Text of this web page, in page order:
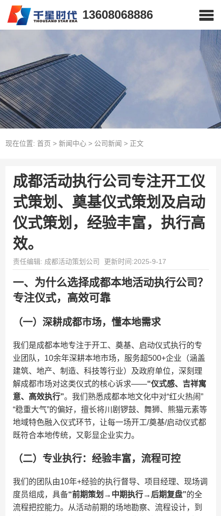
13608068886
现在位置: 首页 > 新闻中心> 公司新闻 > 正文
成都活动执行公司专注开工仪
式策划、奠基仪式策划及启动
仪式策划，经验丰富，执行高
效。
责任编辑: 成都活动策划公司 更新时间:2025-9-17
一、为什么选择成都本地活动执行公司？
专注仪式，高效可靠
（一）深耕成都市场，懂本地需求
我们是成都本地专注于开工、奠基、启动仪式执行的专
业团队，10余年深耕本地市场，服务超500+企业（涵盖
建筑、地产、制造、科技等行业）及政府单位，深刻理
解成都市场对这类仪式的核心诉求——​​“仪式感、吉祥寓
意、高效执行”​​。我们熟悉成都本地文化中对“红火热闹”
“稳重大气”的偏好，擅长将川剧锣鼓、舞狮、熊猫元素等
地域特色融入仪式环节，让每一场开工/奠基/启动仪式都
既符合本地传统，又彰显企业实力。
（二）专业执行：经验丰富，流程可控
我们的团队由10年+经验的执行督导、项目经理、现场调
度员组成，具备​​“前期策划→中期执行→后期复盘”​​的全
流程把控能力。从活动前期的场地勘察、流程设计，到